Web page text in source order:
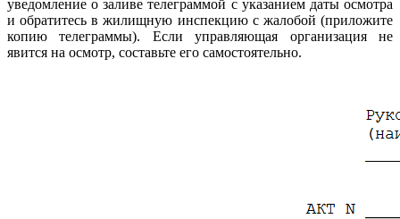
уведомление о заливе телеграммой с указанием даты осмотра
и обратитесь в жилищную инспекцию с жалобой (приложите
копию телеграммы). Если управляющая организация не
явится на осмотр, составьте его самостоятельно.